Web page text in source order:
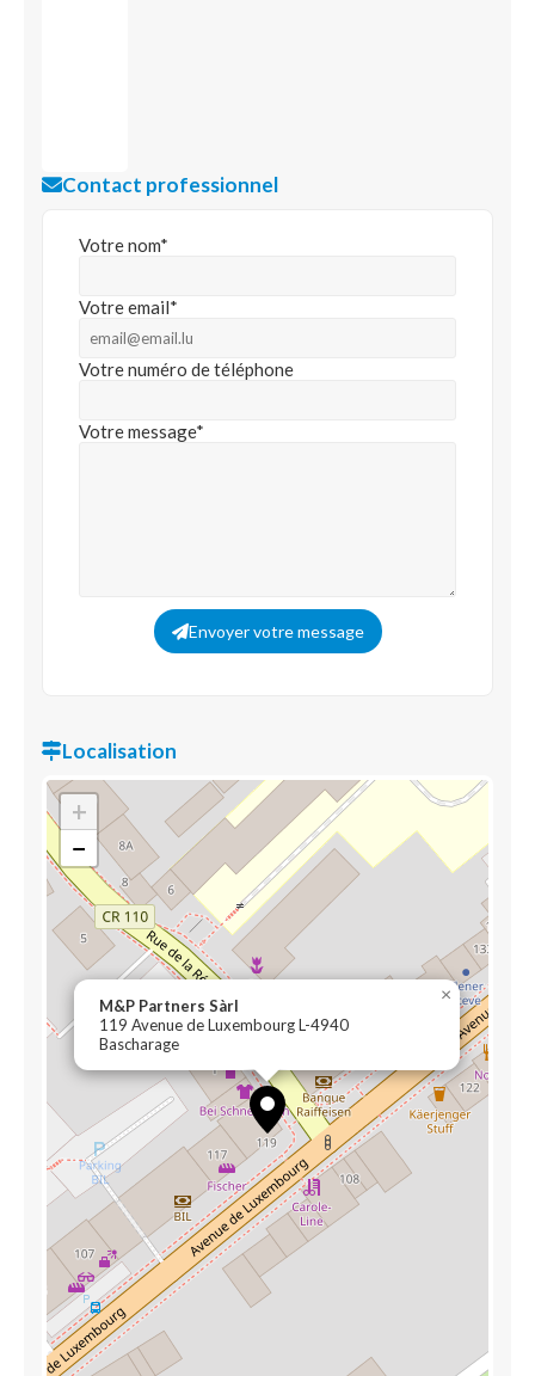
Contact professionnel
Votre nom*
Votre email*
Votre numéro de téléphone
Votre message*
Envoyer votre message
Localisation
M&P Partners Sàrl
119 Avenue de Luxembourg L-4940
Bascharage
×
+
−